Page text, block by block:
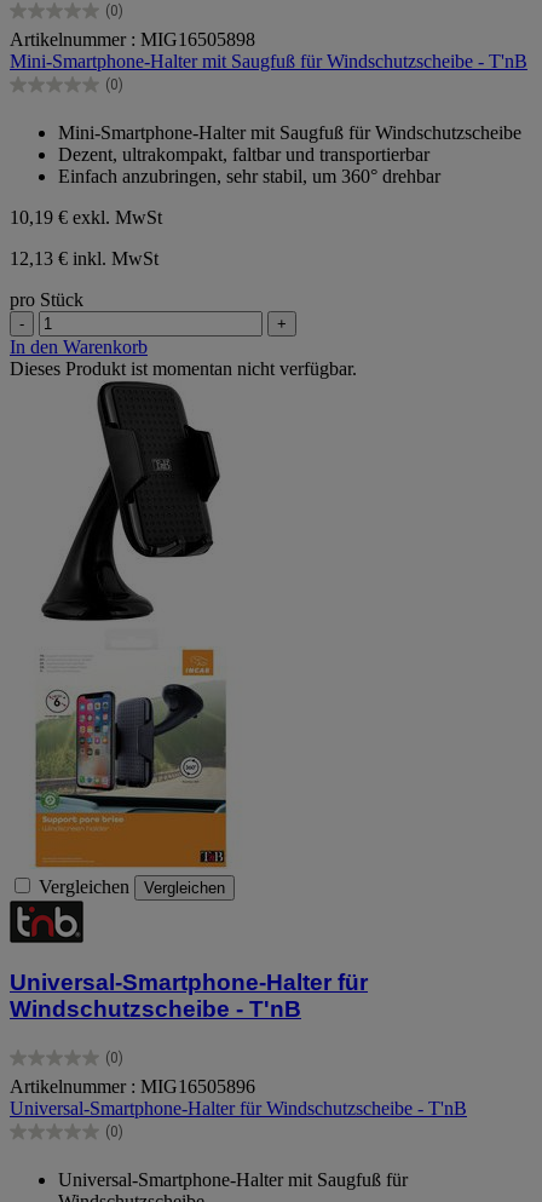
(0)
0.0
von
5
Sternen.
Artikelnummer : MIG16505898
Mini-Smartphone-Halter mit Saugfuß für Windschutzscheibe - T'nB
(0)
0.0
Sternen.
Mini-Smartphone-Halter mit Saugfuß für Windschutzscheibe
Dezent, ultrakompakt, faltbar und transportierbar
Einfach anzubringen, sehr stabil, um 360° drehbar
10,19 € exkl. MwSt
12,13 € inkl. MwSt
pro Stück
- +
In den Warenkorb
Dieses Produkt ist momentan nicht verfügbar.
Vergleichen Vergleichen
Universal-Smartphone-Halter für
Windschutzscheibe - T'nB
(0)
0.0
von
5
Sternen.
Artikelnummer : MIG16505896
Universal-Smartphone-Halter für Windschutzscheibe - T'nB
(0)
0.0
Universal-Smartphone-Halter mit Saugfuß für